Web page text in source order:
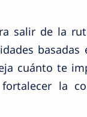
salir de la
basadas
cuánto te
la